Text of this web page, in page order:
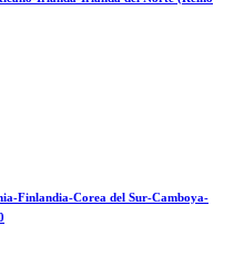
Finlandia-Corea del Sur-Camboya-